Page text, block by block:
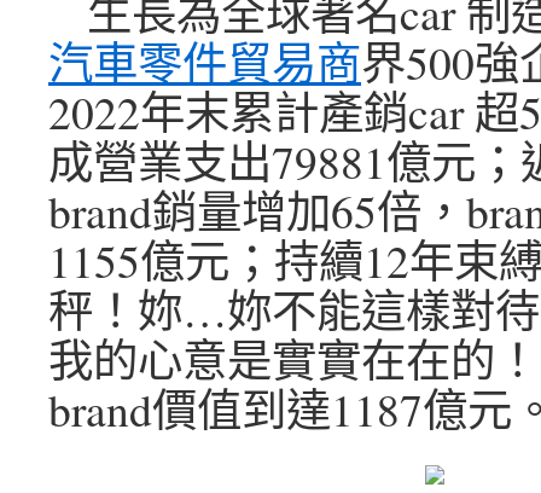
生長為全球著名car 制
汽車零件貿易商界500強
2022年末累計產銷car 超
成營業支出79881億元；
brand銷量增加65倍，
1155億元；持續12年束
秤！妳…妳不能這樣對
我的心意是實實在在的
brand價值到達1187億元